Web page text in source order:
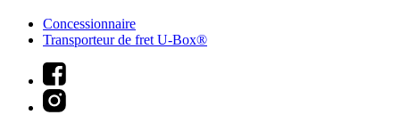
Concessionnaire
Transporteur de fret U-Box®